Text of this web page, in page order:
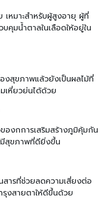
เหมาะสำหรับผู้สูงอายุ ผู้ที่
คุมน้ำตาลในเลือดให้อยู่ใน
องสุขภาพแล้วยังเป็นผลไม้ที่
เหี่ยวย่นได้ด้วย
ของกการเสริมสร้างภูมิคุ้มกัน
สุขภาพที่ดียิ่งขึ้น
สารที่ช่วยลดความเสี่ยงต่อ
รุงสายตาให้ดีขึ้นด้วย